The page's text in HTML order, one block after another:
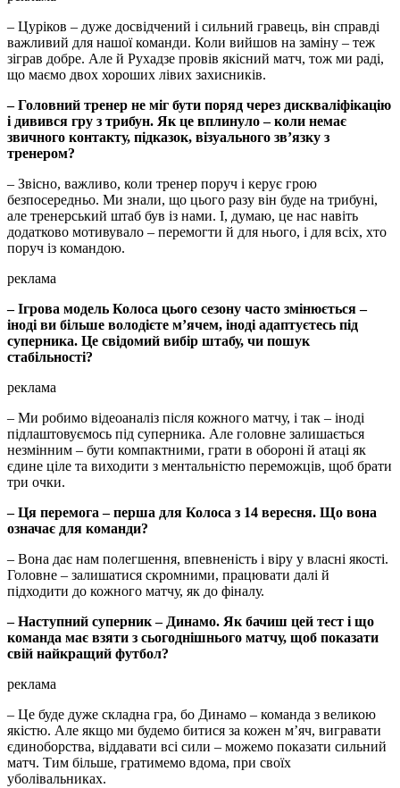
– Цуріков – дуже досвідчений і сильний гравець, він справді
важливий для нашої команди. Коли вийшов на заміну – теж
зіграв добре. Але й Рухадзе провів якісний матч, тож ми раді,
що маємо двох хороших лівих захисників.
– Головний тренер не міг бути поряд через дискваліфікацію
і дивився гру з трибун. Як це вплинуло – коли немає
звичного контакту, підказок, візуального зв’язку з
тренером?
– Звісно, важливо, коли тренер поруч і керує грою
безпосередньо. Ми знали, що цього разу він буде на трибуні,
але тренерський штаб був із нами. І, думаю, це нас навіть
додатково мотивувало – перемогти й для нього, і для всіх, хто
поруч із командою.
реклама
– Ігрова модель Колоса цього сезону часто змінюється –
іноді ви більше володієте м’ячем, іноді адаптуєтесь під
суперника. Це свідомий вибір штабу, чи пошук
стабільності?
реклама
– Ми робимо відеоаналіз після кожного матчу, і так – іноді
підлаштовуємось під суперника. Але головне залишається
незмінним – бути компактними, грати в обороні й атаці як
єдине ціле та виходити з ментальністю переможців, щоб брати
три очки.
– Ця перемога – перша для Колоса з 14 вересня. Що вона
означає для команди?
– Вона дає нам полегшення, впевненість і віру у власні якості.
Головне – залишатися скромними, працювати далі й
підходити до кожного матчу, як до фіналу.
– Наступний суперник – Динамо. Як бачиш цей тест і що
команда має взяти з сьогоднішнього матчу, щоб показати
свій найкращий футбол?
реклама
– Це буде дуже складна гра, бо Динамо – команда з великою
якістю. Але якщо ми будемо битися за кожен м’яч, вигравати
єдиноборства, віддавати всі сили – можемо показати сильний
матч. Тим більше, гратимемо вдома, при своїх
уболівальниках.